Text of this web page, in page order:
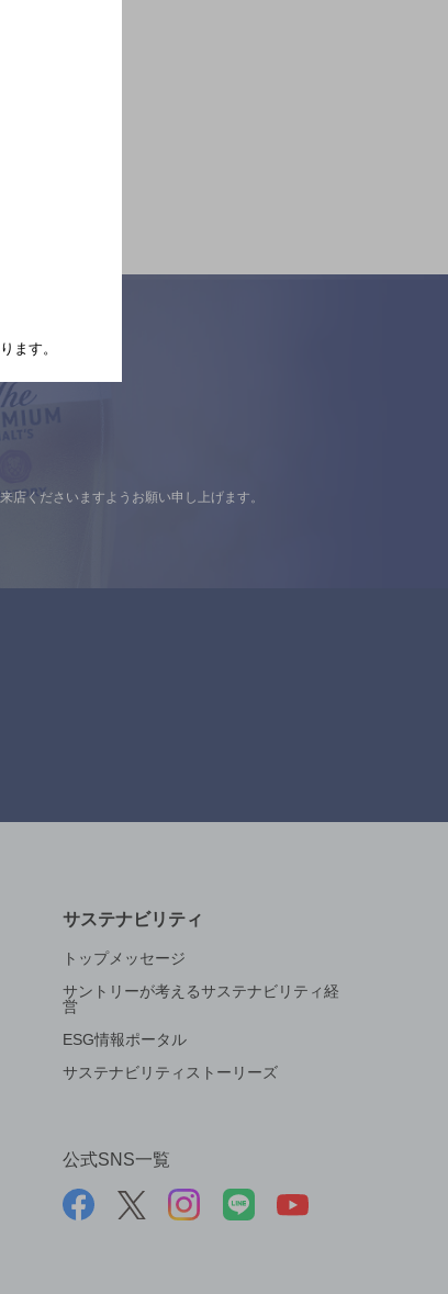
店くださいますようお願い申し上げます。
サステナビリティ
トップメッセージ
サントリーが考えるサステナビリティ経
営
ESG情報ポータル
サステナビリティストーリーズ
公式SNS一覧
ます。